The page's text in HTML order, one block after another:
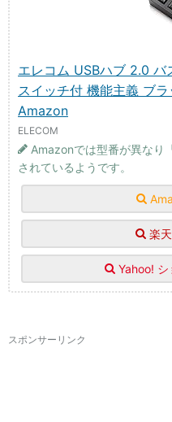
エレコム USBハブ 2.0
スイッチ付 機能主義 ブ
Amazon
ELECOM
Amazonでは型番が異なり
されているようです。
楽
Yahoo! シ
スポンサーリンク